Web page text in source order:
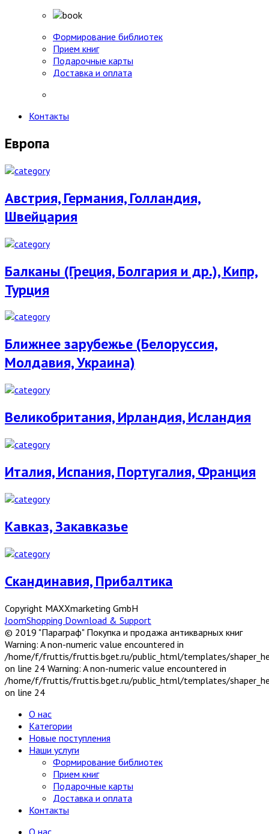
Формирование библиотек
Прием книг
Подарочные карты
Доставка и оплата
Контакты
Европа
Австрия, Германия, Голландия,
Швейцария
Балканы (Греция, Болгария и др.), Кипр,
Турция
Ближнее зарубежье (Белоруссия,
Молдавия, Украина)
Великобритания, Ирландия, Исландия
Италия, Испания, Португалия, Франция
Кавказ, Закавказье
Скандинавия, Прибалтика
Copyright MAXXmarketing GmbH
JoomShopping Download & Support
© 2019 "Параграф" Покупка и продажа антикварных книг
Warning: A non-numeric value encountered in
/home/f/fruttis/fruttis.bget.ru/public_html/templates/
on line 24 Warning: A non-numeric value encountered in
/home/f/fruttis/fruttis.bget.ru/public_html/templates/
on line 24
О нас
Категории
Новые поступления
Наши услуги
Формирование библиотек
Прием книг
Подарочные карты
Доставка и оплата
Контакты
О нас